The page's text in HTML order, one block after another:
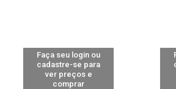
Faça seu login ou
cadastre-se para
ver preços e
comprar